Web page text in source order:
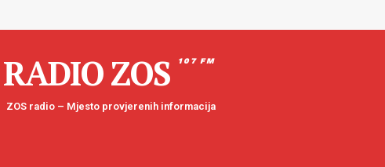
RADIO ZOS 107 FM
ZOS radio – Mjesto provjerenih informacija